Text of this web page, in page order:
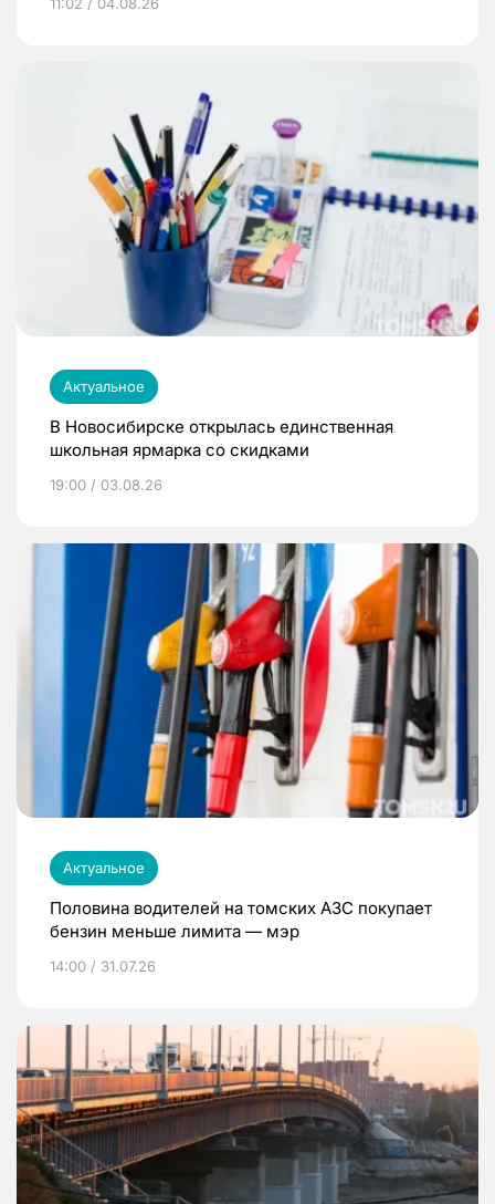
11:02 / 04.08.26
Актуальное
В Новосибирске открылась единственная
школьная ярмарка со скидками
19:00 / 03.08.26
Актуальное
Половина водителей на томских АЗС покупает
бензин меньше лимита — мэр
14:00 / 31.07.26